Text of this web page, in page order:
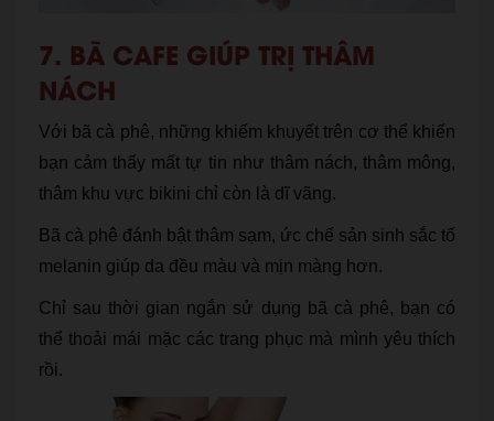
7. BÃ CAFE GIÚP TRỊ THÂM
NÁCH
Với bã cà phê, những khiếm khuyết trên cơ thể khiến
bạn cảm thấy mất tự tin như thâm nách, thâm mông,
thâm khu vực bikini chỉ còn là dĩ vãng.
Bã cà phê đánh bật thâm sạm, ức chế sản sinh sắc tố
melanin giúp da đều màu và mịn màng hơn.
Chỉ sau thời gian ngắn sử dụng bã cà phê, bạn có
thể thoải mái mặc các trang phục mà mình yêu thích
rồi.